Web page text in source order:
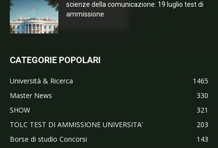
scienze della comunicazione: 19 luglio test di
ammissione
CATEGORIE POPOLARI
Università & Ricerca
1465
Master News
330
SHOW
321
TOLC TEST DI AMMISSIONE UNIVERSITA'
203
Borse di studio Concorsi
143